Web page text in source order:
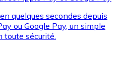
quelques secondes depuis
ou Google Pay, un simple
sécurité.